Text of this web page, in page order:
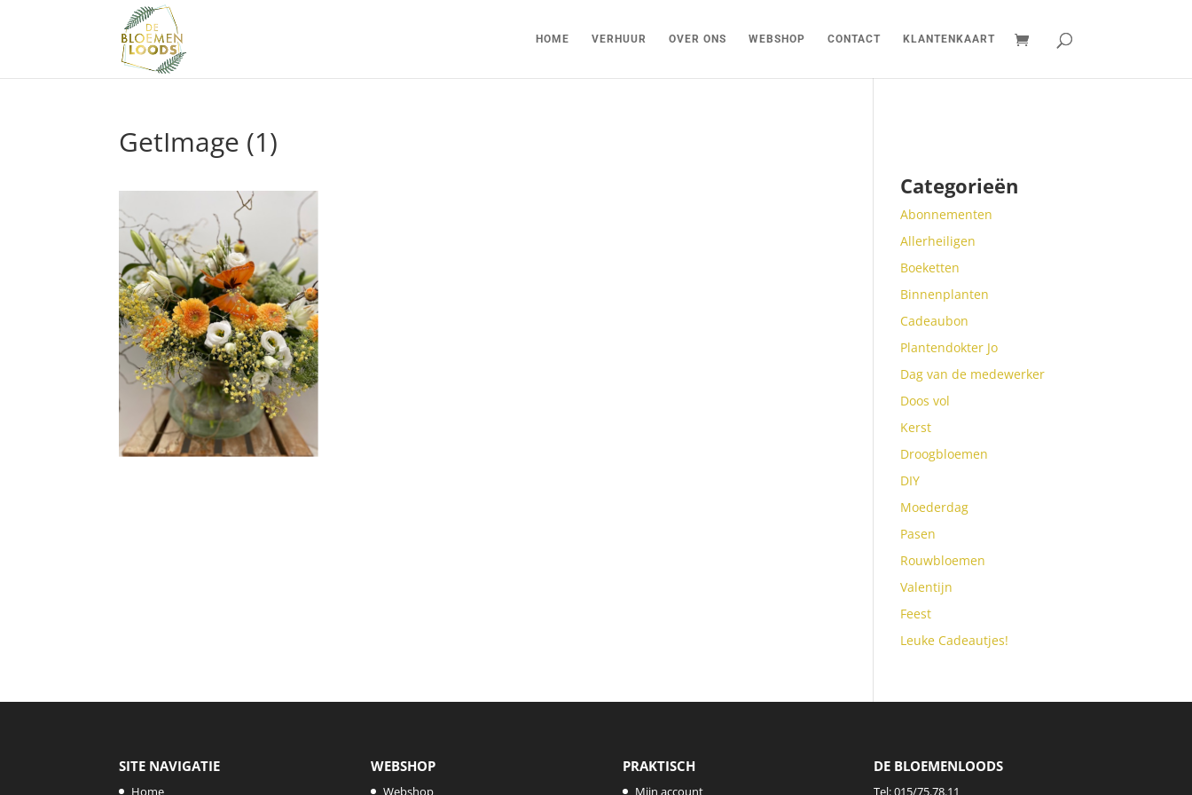
HOME VERHUUR OVER ONS WEBSHOP CONTACT KLANTENKAART
GetImage (1)
Categorieën
Abonnementen
Allerheiligen
Boeketten
Binnenplanten
Cadeaubon
Plantendokter Jo
Dag van de medewerker
Doos vol
Kerst
Droogbloemen
DIY
Moederdag
Pasen
Rouwbloemen
Valentijn
Feest
Leuke Cadeautjes!
SITE NAVIGATIE
Home
WEBSHOP
Webshop
PRAKTISCH
Mijn account
DE BLOEMENLOODS
Tel:015/75.78.11